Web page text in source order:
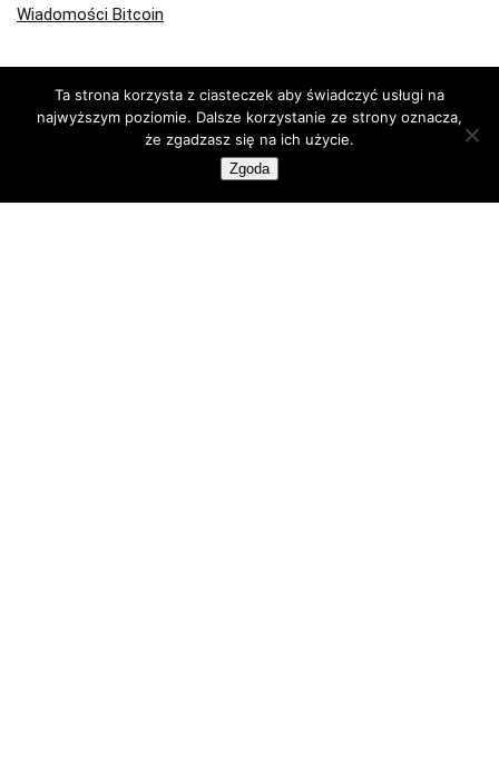
Wiadomości Bitcoin
Kup lub sprzedaj krypto z FlyingAtom
Ta strona korzysta z ciasteczek aby świadczyć usługi na
najwyższym poziomie. Dalsze korzystanie ze strony oznacza,
że zgadzasz się na ich użycie.
Zgoda